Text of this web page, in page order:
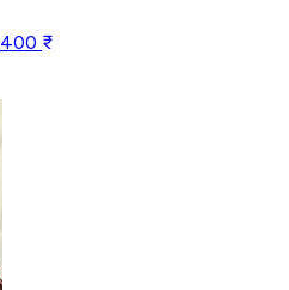
400 ₹